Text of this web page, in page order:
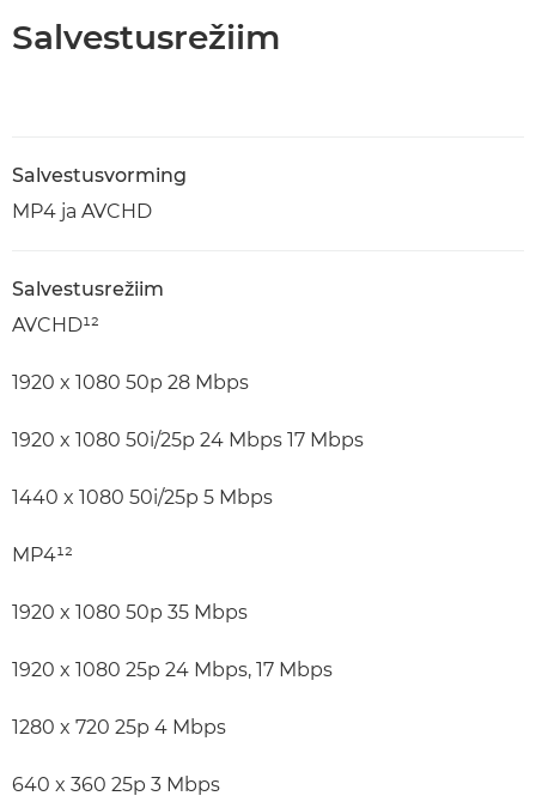
Salvestusrežiim
Salvestusvorming
MP4 ja AVCHD
Salvestusrežiim
AVCHD¹²
1920 x 1080 50p 28 Mbps
1920 x 1080 50i/25p 24 Mbps 17 Mbps
1440 x 1080 50i/25p 5 Mbps
MP4¹²
1920 x 1080 50p 35 Mbps
1920 x 1080 25p 24 Mbps, 17 Mbps
1280 x 720 25p 4 Mbps
640 x 360 25p 3 Mbps